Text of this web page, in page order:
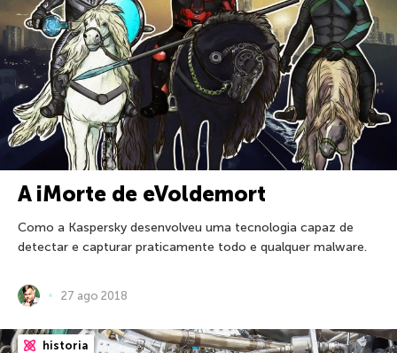
A iMorte de eVoldemort
Como a Kaspersky desenvolveu uma tecnologia capaz de
detectar e capturar praticamente todo e qualquer malware.
27 ago 2018
historia